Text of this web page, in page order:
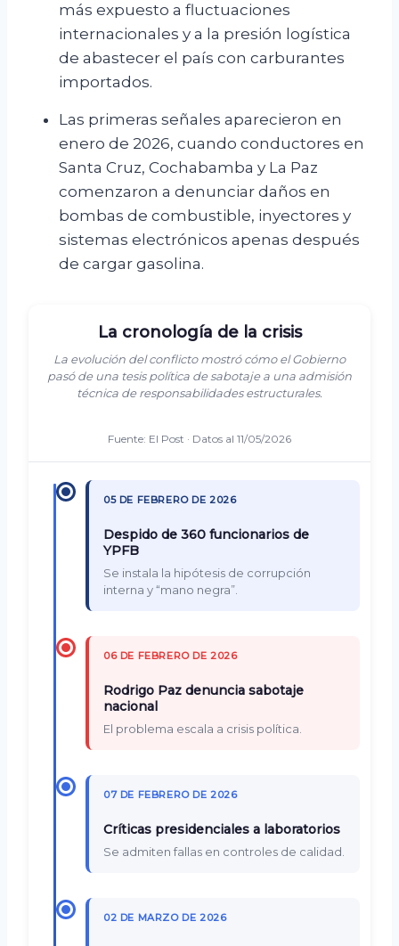
más expuesto a fluctuaciones
internacionales y a la presión logística
de abastecer el país con carburantes
importados.
Las primeras señales aparecieron en
enero de 2026, cuando conductores en
Santa Cruz, Cochabamba y La Paz
comenzaron a denunciar daños en
bombas de combustible, inyectores y
sistemas electrónicos apenas después
de cargar gasolina.
La cronología de la crisis
La evolución del conflicto mostró cómo el Gobierno
pasó de una tesis política de sabotaje a una admisión
técnica de responsabilidades estructurales.
Fuente: El Post · Datos al 11/05/2026
05 DE FEBRERO DE 2026
Despido de 360 funcionarios de
YPFB
Se instala la hipótesis de corrupción
interna y “mano negra”.
06 DE FEBRERO DE 2026
Rodrigo Paz denuncia sabotaje
nacional
El problema escala a crisis política.
07 DE FEBRERO DE 2026
Críticas presidenciales a laboratorios
Se admiten fallas en controles de calidad.
02 DE MARZO DE 2026